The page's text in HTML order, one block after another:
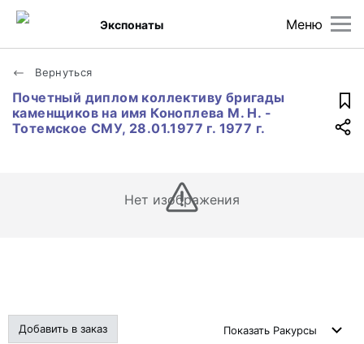
Меню
Экспонаты
Вернуться
Почетный диплом коллективу бригады
каменщиков на имя Коноплева М. Н. -
Тотемское СМУ, 28.01.1977 г. 1977 г.
Нет изображения
Добавить в заказ Показать Ракурсы